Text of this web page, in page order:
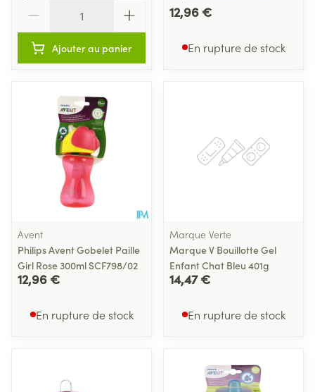
Ajouter au panier
12,96 €
En rupture de stock
Avent
Philips Avent Gobelet Paille
Girl Rose 300ml SCF798/02
12,96 €
En rupture de stock
Marque Verte
Marque V Bouillotte Gel
Enfant Chat Bleu 401g
14,47 €
En rupture de stock